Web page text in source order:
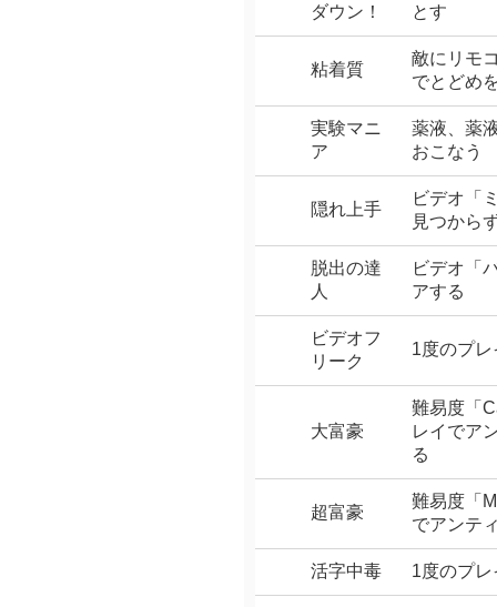
ダウン！
とす
粘着質
敵にリモ
でとどめ
実験マニ
ア
薬液、薬
おこなう
隠れ上手
ビデオ「
見つから
脱出の達
人
ビデオ「
アする
ビデオフ
リーク
1度のプ
大富豪
難易度「
レイでア
る
超富豪
難易度「
でアンテ
活字中毒 1度のプ